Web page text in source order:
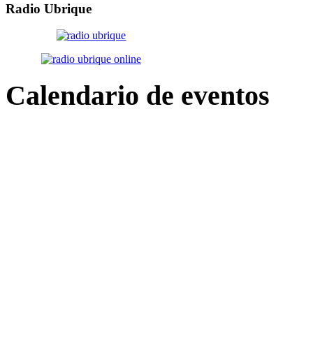
Radio Ubrique
Calendario de eventos